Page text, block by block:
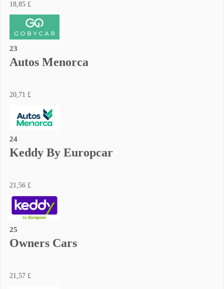
18,85 £
23
Autos Menorca
20,71 £
24
Keddy By Europcar
21,56 £
25
Owners Cars
21,57 £